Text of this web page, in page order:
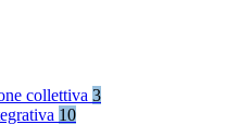
collettiva 3
10